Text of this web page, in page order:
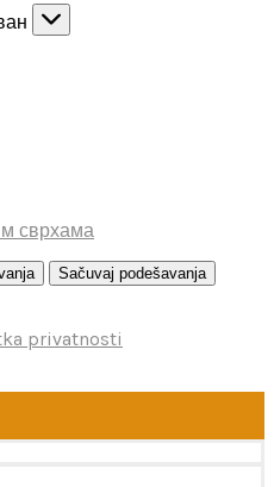
сврхама
Sačuvaj podešavanja
privatnosti
traje do 15. avgusta.